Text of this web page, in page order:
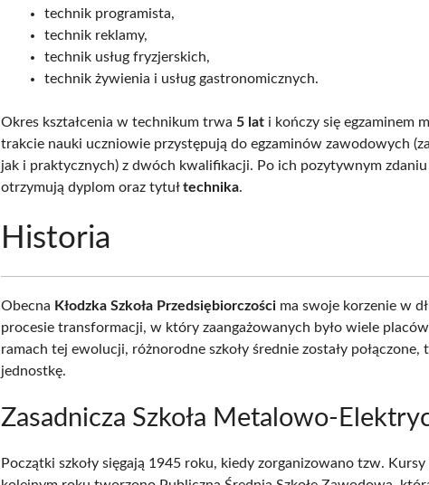
technik programista,
technik reklamy,
technik usług fryzjerskich,
technik żywienia i usług gastronomicznych.
Okres kształcenia w technikum trwa 5 lat i kończy się egzaminem
trakcie nauki uczniowie przystępują do egzaminów zawodowych
jak i praktycznych) z dwóch kwalifikacji. Po ich pozytywnym
otrzymują dyplom oraz tytułtechnika.
Historia
Obecna Kłodzka Szkoła Przedsiębiorczości ma swoje korzenie w
procesie transformacji, w który zaangażowanych było wiele
ramach tej ewolucji, różnorodne szkoły średnie zostały połączone,
jednostkę.
Zasadnicza Szkoła Metalowo-
Początki szkoły sięgają 1945 roku, kiedy zorganizowano tzw.